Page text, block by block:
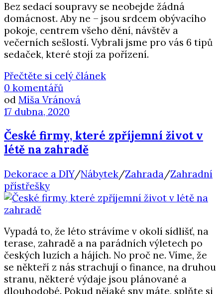
Bez sedací soupravy se neobejde žádná
domácnost. Aby ne – jsou srdcem obývacího
pokoje, centrem všeho dění, návštěv a
večerních sešlostí. Vybrali jsme pro vás 6 tipů
sedaček, které stojí za pořízení.
Přečtěte si celý článek
0 komentářů
od Míša Vránová
17 dubna, 2020
České firmy, které zpříjemní život v
létě na zahradě
Dekorace a DIY/Nábytek/Zahrada /Zahradní
přístřešky
Vypadá to, že léto strávíme v okolí sídlišť, na
terase, zahradě a na parádních výletech po
českých luzích a hájích. No proč ne. Víme, že
se někteří z nás strachují o finance, na druhou
stranu, některé výdaje jsou plánované a
dlouhodobé. Pokud nějaké sny máte, splňte si